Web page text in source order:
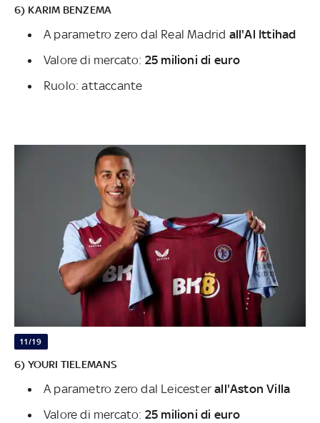
6) KARIM BENZEMA
A parametro zero dal Real Madrid all'Al Ittihad
Valore di mercato: 25 milioni di euro
Ruolo: attaccante
11/19
6) YOURI TIELEMANS
A parametro zero dal Leicesterall'Aston Villa
Valore di mercato: 25 milioni di euro